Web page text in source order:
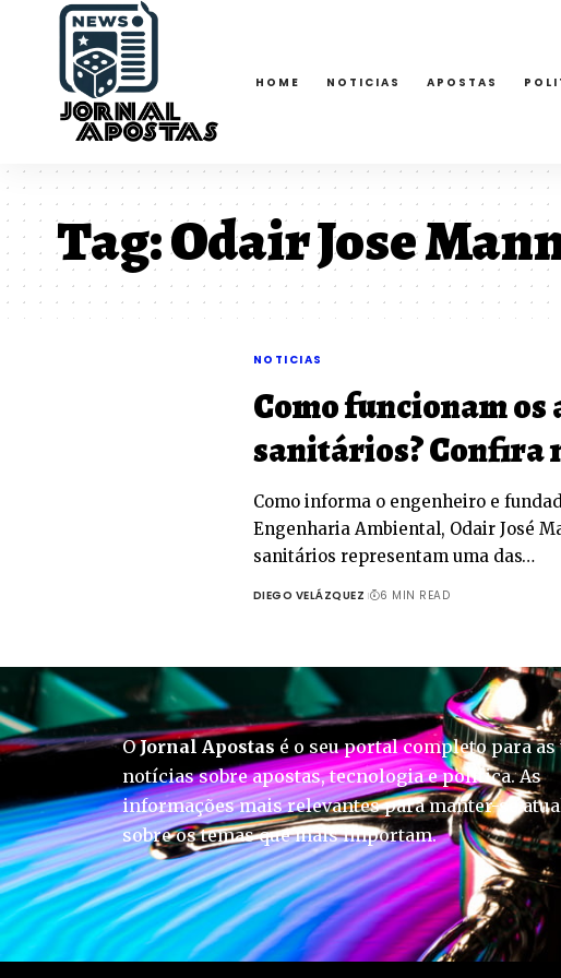
HOME NOTICIAS APOSTAS
Tag:Odair Jose
NOTICIAS
Como funcionam
sanitários? Confira
Como informa o engenheiro e
Engenharia Ambiental, Odair José
sanitários representam uma das…
DIEGO VELÁZQUEZ 6 MIN READ
OJornal Apostas é o seu portal completo para
notícias sobre apostas, tecnologia e política. As
informações mais relevantes para manter-se
sobre os temas que mais importam.